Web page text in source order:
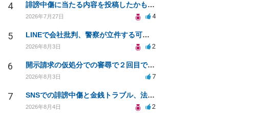
4 誹謗中傷に当たる内容を投稿したかもしれない。開示請求や民事刑事裁判に発展しうるのか教えて欲しい。
2026年7月27日 4
5 LINEで会社批判、警察が立件する可能性は？
2026年8月3日 2
6 開示請求の仮処分での審尋で２回目で終わらない場合どうしたらいいですか
2026年8月3日 7
7 SNSでの誹謗中傷と金銭トラブル、法的対応の相談
2026年8月4日 2